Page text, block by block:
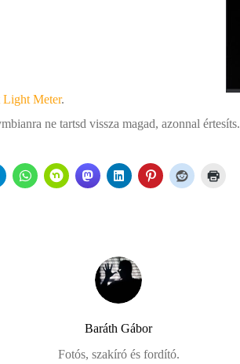
Light Meter.
ne tartsd vissza magad, azonnal értesíts.
Baráth Gábor
Fotós, szakíró és fordító.